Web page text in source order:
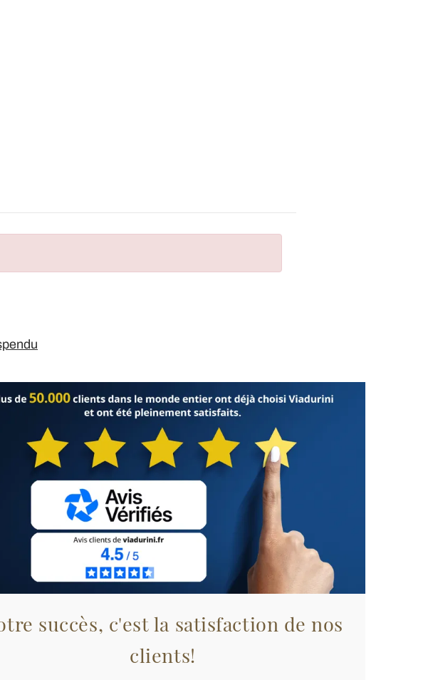
succès, c'est la satisfaction de nos
clients!